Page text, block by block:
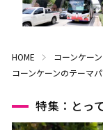
HOME コーンケーン
コーンケーンのテーマ
特集：とっ